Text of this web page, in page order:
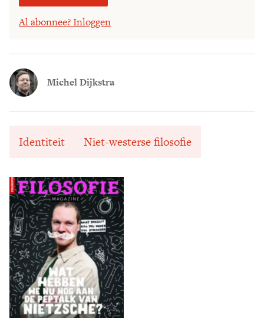
Al abonnee? Inloggen
Michel Dijkstra
Identiteit Niet-westerse filosofie